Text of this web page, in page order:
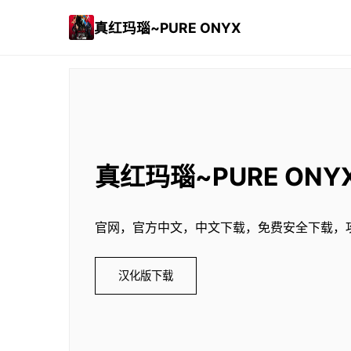
真红玛瑙~PURE ONYX
真红玛瑙~PURE
官网，官方中文，中文下载，免费安全下载，
汉化版下载